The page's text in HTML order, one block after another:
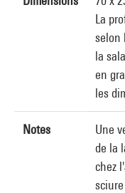
La
selon
la
en
les
Notes
Une
de la
chez